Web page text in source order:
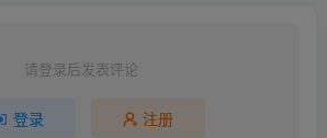
请登录后发表评论
登录 注册